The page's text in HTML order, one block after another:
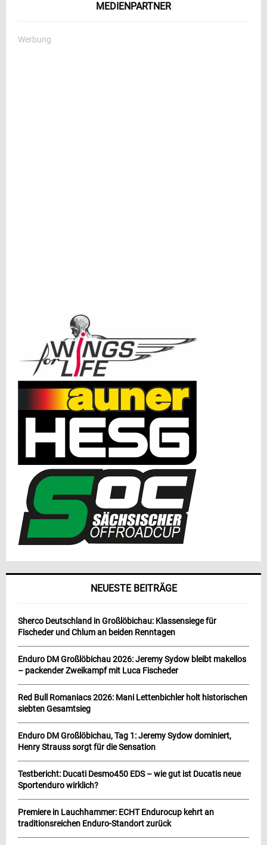
MEDIENPARTNER
Werbung
NEUESTE BEITRÄGE
Sherco Deutschland in Großlöbichau: Klassensiege für
Fischeder und Chlum an beiden Renntagen
Enduro DM Großlöbichau 2026: Jeremy Sydow bleibt makellos
– packender Zweikampf mit Luca Fischeder
Red Bull Romaniacs 2026: Mani Lettenbichler holt historischen
siebten Gesamtsieg
Enduro DM Großlöbichau, Tag 1: Jeremy Sydow dominiert,
Henry Strauss sorgt für die Sensation
Testbericht: Ducati Desmo450 EDS – wie gut ist Ducatis neue
Sportenduro wirklich?
Premiere in Lauchhammer: ECHT Endurocup kehrt an
traditionsreichen Enduro-Standort zurück